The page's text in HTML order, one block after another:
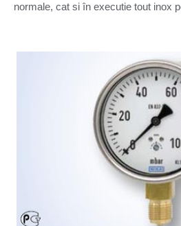
normale, cat si în executie tout inox